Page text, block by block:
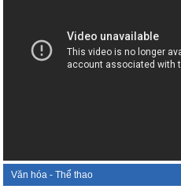
Văn hóa - Thể thao